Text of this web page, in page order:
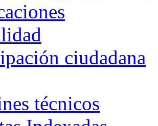
ciudadana
técnicos